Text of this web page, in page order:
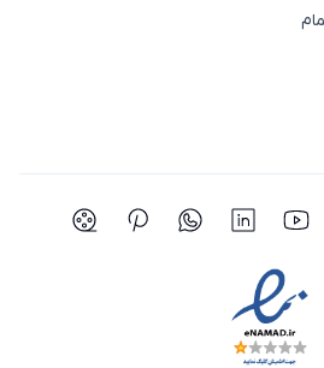
اینستاگرام
اجتماعی توییتر(ایکس)
شبکه اجتماعی یوتیوب
شبکه اجتماعی لینکدین
شبکه اجتماعی واتساپ
شبکه اجتماعی
شبکه